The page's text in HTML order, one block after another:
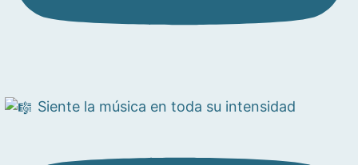
Siente la música en toda su intensidad